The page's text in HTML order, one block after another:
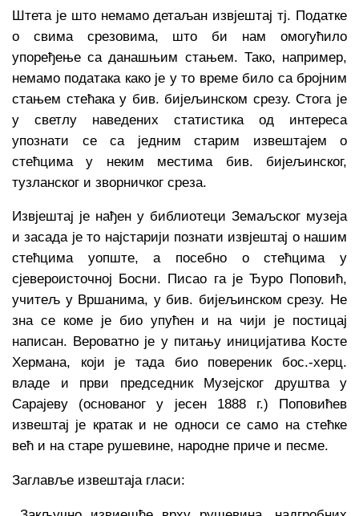
Штета је што немамо детаљан извјештај тј. Податке
о свима срезовима, што би нам омогућило
упоређење са данашњим стањем. Тако, например,
немамо података како је у то време било са бројним
стањем стећака у бив. бијељинском срезу. Стога је
у светлу наведених статистика од интереса
упознати се са једним старим извештајем о
стећцима у неким местима бив. бијељинског,
тузланског и зворничког среза.
Извјештај је нађен у библиотеци Земаљског музеја
и засада је то најстарији познати извјештај о нашим
стећцима уопште, а посебно о стећцима у
сјевероисточној Босни. Писао га је Ђуро Поповић,
учитељ у Вршанима, у бив. бијељинском срезу. Не
зна се коме је био упућен и на чији је постицај
написан. Вероватно је у питању иницијатива Косте
Хермана, који је тада био повереник бос.-херц.
владе и први председник Музејског друштва у
Сарајеву (основаног у јесен 1888 г.) Поповићев
извештај је кратак и не односи се само на стећке
већ и на старе рушевине, народне приче и песме.
Заглавље извештаја гласи: